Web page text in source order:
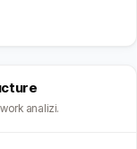
analizi.